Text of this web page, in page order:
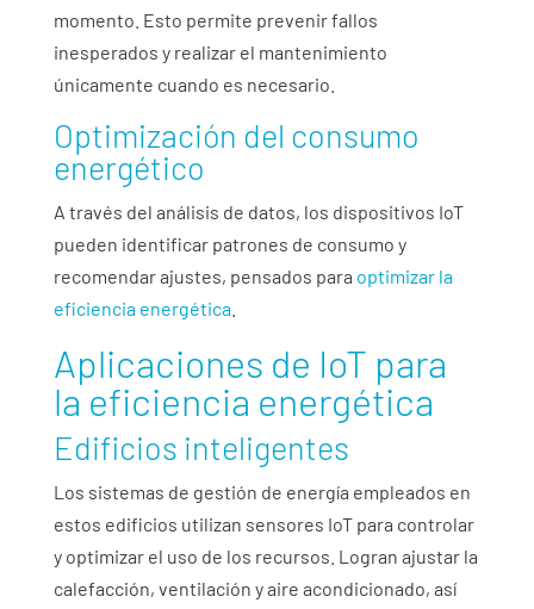
momento. Esto permite prevenir fallos
inesperados y realizar el mantenimiento
únicamente cuando es necesario.
Optimización del consumo
energético
A través del análisis de datos, los dispositivos IoT
pueden identificar patrones de consumo y
recomendar ajustes, pensados para optimizar la
eficiencia energética.
Aplicaciones de IoT para
la eficiencia energética
Edificios inteligentes
Los sistemas de gestión de energía empleados en
estos edificios utilizan sensores IoT para controlar
y optimizar el uso de los recursos. Logran ajustar la
calefacción, ventilación y aire acondicionado, así